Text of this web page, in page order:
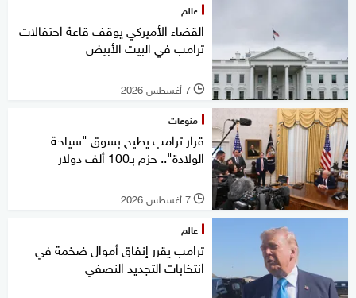
عالم
القضاء الأميركي يوقف قاعة احتفالات
ترامب في البيت الأبيض
l 7 أغسطس 2026
منوعات
قرار ترامب يطيح بسوق "سياحة
الولادة".. حزم بـ100 ألف دولار
l 7 أغسطس 2026
عالم
ترامب يقرر إنفاق أموال ضخمة في
انتخابات التجديد النصفي